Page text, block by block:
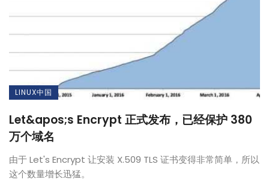
LINUX中国
Let&apos;s Encrypt 正式发布，已经保护 380
万个域名
由于 Let's Encrypt 让安装 X.509 TLS 证书变得非常简单，所以
这个数量增长迅猛。